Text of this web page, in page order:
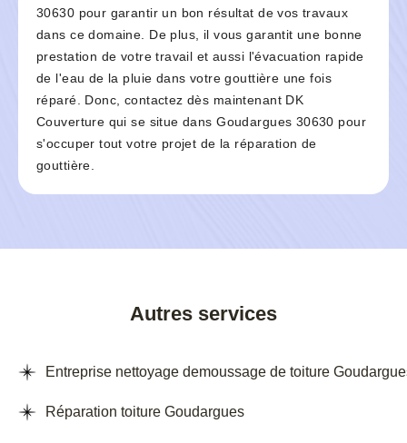
30630 pour garantir un bon résultat de vos travaux
dans ce domaine. De plus, il vous garantit une bonne
prestation de votre travail et aussi l'évacuation rapide
de l'eau de la pluie dans votre gouttière une fois
réparé. Donc, contactez dès maintenant DK
Couverture qui se situe dans Goudargues 30630 pour
s'occuper tout votre projet de la réparation de
gouttière.
Autres services
Entreprise nettoyage demoussage de toiture
Réparation toiture Goudargues